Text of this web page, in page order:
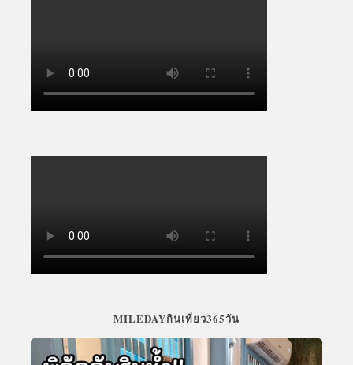
MILEDAYกินเที่ยว365วัน